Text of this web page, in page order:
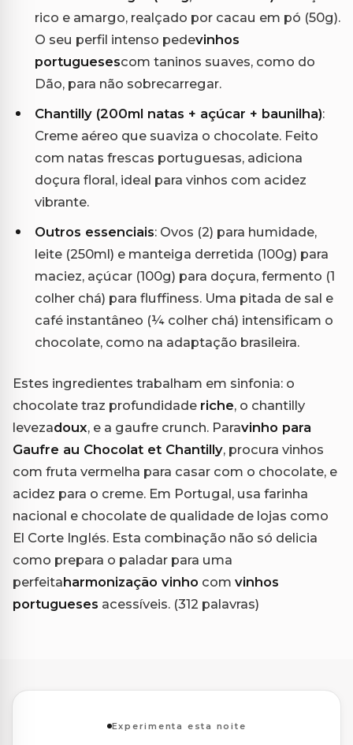
rico e amargo, realçado por cacau em pó (50g).
O seu perfil intenso pedevinhos
portuguesescom taninos suaves, como do
Dão, para não sobrecarregar.
Chantilly (200ml natas + açúcar + baunilha):
Creme aéreo que suaviza o chocolate. Feito
com natas frescas portuguesas, adiciona
doçura floral, ideal para vinhos com acidez
vibrante.
Outros essenciais: Ovos (2) para humidade,
leite (250ml) e manteiga derretida (100g) para
maciez, açúcar (100g) para doçura, fermento (1
colher chá) para fluffiness. Uma pitada de sal e
café instantâneo (¼ colher chá) intensificam o
chocolate, como na adaptação brasileira.
Estes ingredientes trabalham em sinfonia: o
chocolate traz profundidade riche, o chantilly
levezadoux, e a gaufre crunch. Paravinho para
Gaufre au Chocolat et Chantilly, procura vinhos
com fruta vermelha para casar com o chocolate, e
acidez para o creme. Em Portugal, usa farinha
nacional e chocolate de qualidade de lojas como
El Corte Inglés. Esta combinação não só delicia
como prepara o paladar para uma
perfeitaharmonização vinho com vinhos
portugueses acessíveis. (312 palavras)
Experimenta esta noite